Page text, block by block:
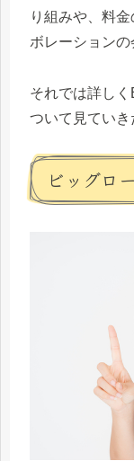
り組みや、料
ボレーションの
それでは詳し
ついて見ていき
ビッグロ